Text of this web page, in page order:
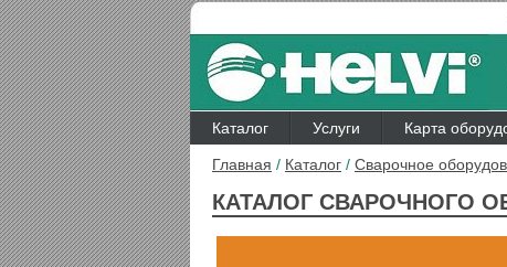
Каталог Услуги Карта
Главная / Каталог / Сварочное
КАТАЛОГ СВАРОЧНОГО